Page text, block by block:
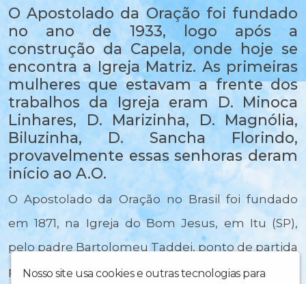
O Apostolado da Oração foi fundado
no ano de 1933, logo após a
construção da Capela, onde hoje se
encontra a Igreja Matriz. As primeiras
mulheres que estavam a frente dos
trabalhos da Igreja eram D. Minoca
Linhares, D. Marizinha, D. Magnólia,
Biluzinha, D. Sancha Florindo,
provavelmente essas senhoras deram
início ao A.O.
O Apostolado da Oração no Brasil foi fundado
em 1871, na Igreja do Bom Jesus, em Itu (SP),
pelo padre Bartolomeu Taddei, ponto de partida
para seu gigantesco trabalho apostólico.
Nosso site usa cookies e outras tecnologias para